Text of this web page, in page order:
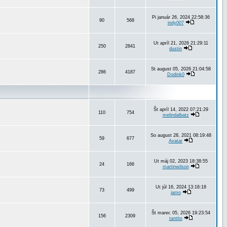
90 568
Pi január 26, 2024 22:58:36
indy007
250 2841
Ut apríl 21, 2026 21:29:11
dustin
286 4187
St august 05, 2026 21:04:58
Dodink0
110 754
Št apríl 14, 2022 07:21:29
melindalbatz
59 677
So august 28, 2021 08:19:48
Avatar
24 166
Ut máj 02, 2023 18:38:55
martinwilson
73 499
Ut júl 16, 2024 13:16:18
jamo
156 2309
Št marec 05, 2026 19:23:54
tantito